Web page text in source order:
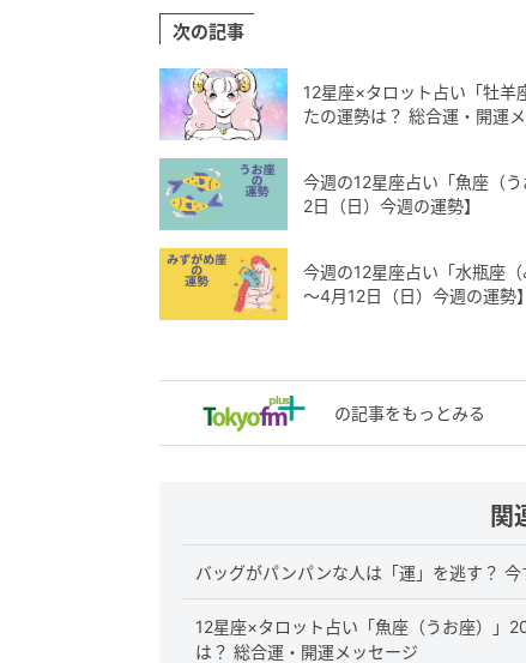
次の記事
12星座×タロット占い「牡
たの運勢は？ 総合運・開運
今週の12星座占い「魚座（
2日（日）今週の運勢】
今週の12星座占い「水瓶座
～4月12日（日）今週の運勢】
の記事をもっとみる
関
バッグがパンパンな人は「運」を逃す？
12星座×タロット占い「魚座（うお座）」
は？ 総合運・開運メッセージ